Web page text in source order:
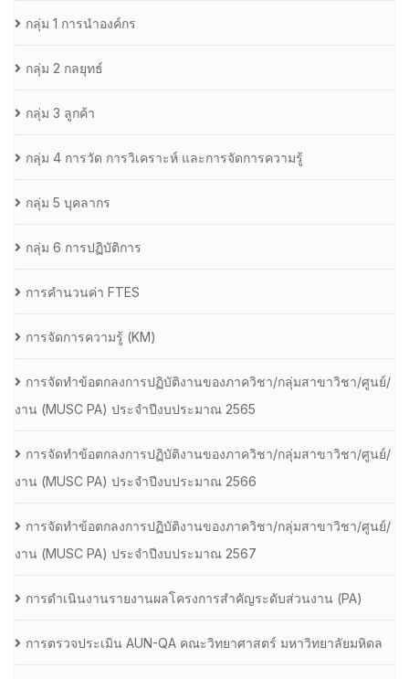
กลุ่ม 1 การนำองค์กร
กลุ่ม 2 กลยุทธ์
กลุ่ม 3 ลูกค้า
กลุ่ม 4 การวัด การวิเคราะห์ และการจัดการความรู้
กลุ่ม 5 บุคลากร
กลุ่ม 6 การปฏิบัติการ
การคำนวนค่า FTES
การจัดการความรู้ (KM)
การจัดทำข้อตกลงการปฏิบัติงานของภาควิชา/กลุ่มสาขาวิชา/ศูนย์/
งาน (MUSC PA) ประจำปีงบประมาณ 2565
การจัดทำข้อตกลงการปฏิบัติงานของภาควิชา/กลุ่มสาขาวิชา/ศูนย์/
งาน (MUSC PA) ประจำปีงบประมาณ 2566
การจัดทำข้อตกลงการปฏิบัติงานของภาควิชา/กลุ่มสาขาวิชา/ศูนย์/
งาน (MUSC PA) ประจำปีงบประมาณ 2567
การดำเนินงานรายงานผลโครงการสำคัญระดับส่วนงาน (PA)
การตรวจประเมิน AUN-QA คณะวิทยาศาสตร์ มหาวิทยาลัยมหิดล